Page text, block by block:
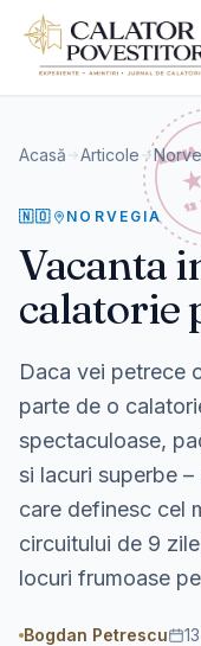
Sari la conținut
Acasă Articole
🇳🇴 NORVEGIA
Vacanta
Daca vei petrece
parte de o
spectaculoase,
si lacuri superbe
care definesc cel
circuitului de 9
locuri frumoase
Bogdan Petrescu